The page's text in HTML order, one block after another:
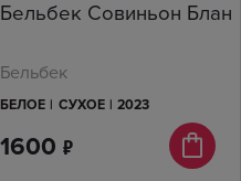
Бельбек Совиньон Блан
Бельбек
БЕЛОЕ | СУХОЕ | 2023
1600 п